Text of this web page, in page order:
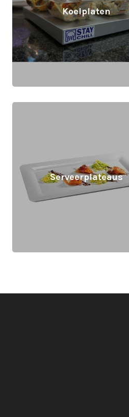
Koelplaten
Serveerplateaus